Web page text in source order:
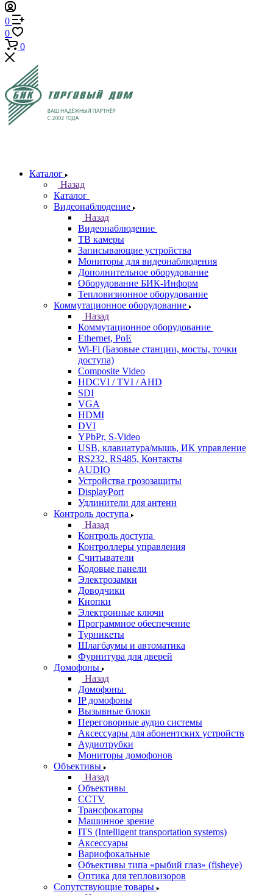
0
0
0
Каталог
Назад
Каталог
Видеонаблюдение
Назад
Видеонаблюдение
ТВ камеры
Записывающие устройства
Мониторы для видеонаблюдения
Дополнительное оборудование
Оборудование БИК-Информ
Тепловизионное оборудование
Коммутационное оборудование
Назад
Коммутационное оборудование
Ethernet, PoE
Wi-Fi (Базовые станции, мосты, точки
доступа)
Composite Video
HDCVI / TVI / AHD
SDI
VGA
HDMI
DVI
YPbPr, S-Video
USB, клавиатура/мышь, ИК управление
RS232, RS485, Контакты
AUDIO
Устройства грозозащиты
DisplayPort
Удлинители для антенн
Контроль доступа
Назад
Контроль доступа
Контроллеры управления
Считыватели
Кодовые панели
Электрозамки
Доводчики
Кнопки
Электронные ключи
Программное обеспечение
Турникеты
Шлагбаумы и автоматика
Фурнитура для дверей
Домофоны
Назад
Домофоны
IP домофоны
Вызывные блоки
Переговорные аудио системы
Аксессуары для абонентских устройств
Аудиотрубки
Мониторы домофонов
Объективы
Назад
Объективы
CCTV
Трансфокаторы
Машинное зрение
ITS (Intelligent transportation systems)
Аксессуары
Вариофокальные
Объективы типа «рыбий глаз» (fisheye)
Оптика для тепловизоров
Сопутствующие товары